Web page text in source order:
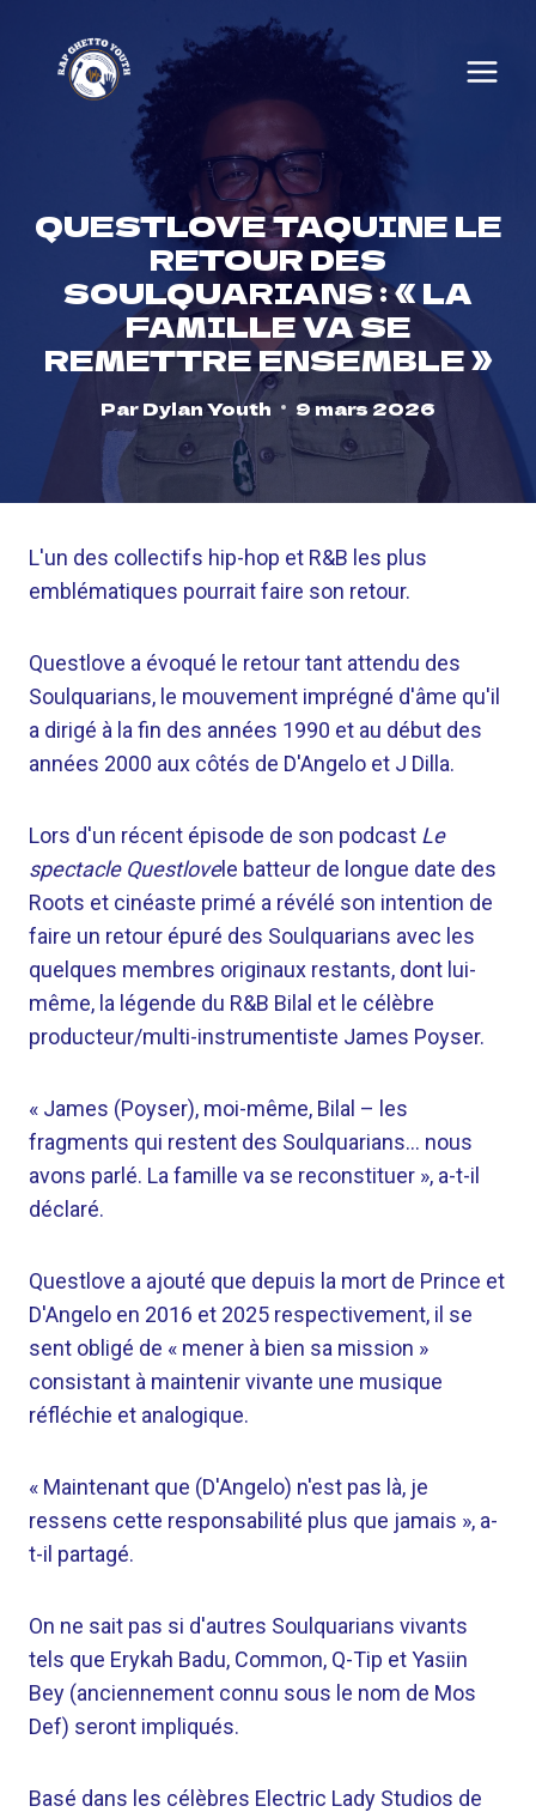
content
QUESTLOVE TAQUINE LE
RETOUR DES
SOULQUARIANS : « LA
FAMILLE VA SE
REMETTRE ENSEMBLE »
ParDylan Youth 9 mars 2026
L'un des collectifs hip-hop et R&B les plus
emblématiques pourrait faire son retour.
Questlove a évoqué le retour tant attendu des
Soulquarians, le mouvement imprégné d'âme qu'il
a dirigé à la fin des années 1990 et au début des
années 2000 aux côtés de D'Angelo et J Dilla.
Lors d'un récent épisode de son podcast Le
spectacle Questlovele batteur de longue date des
Roots et cinéaste primé a révélé son intention de
faire un retour épuré des Soulquarians avec les
quelques membres originaux restants, dont lui-
même, la légende du R&B Bilal et le célèbre
producteur/multi-instrumentiste James Poyser.
« James (Poyser), moi-même, Bilal – les
fragments qui restent des Soulquarians… nous
avons parlé. La famille va se reconstituer », a-t-il
déclaré.
Questlove a ajouté que depuis la mort de Prince et
D'Angelo en 2016 et 2025 respectivement, il se
sent obligé de « mener à bien sa mission »
consistant à maintenir vivante une musique
réfléchie et analogique.
« Maintenant que (D'Angelo) n'est pas là, je
ressens cette responsabilité plus que jamais », a-
t-il partagé.
On ne sait pas si d'autres Soulquarians vivants
tels que Erykah Badu, Common, Q-Tip et Yasiin
Bey (anciennement connu sous le nom de Mos
Def) seront impliqués.
Basé dans les célèbres Electric Lady Studios de